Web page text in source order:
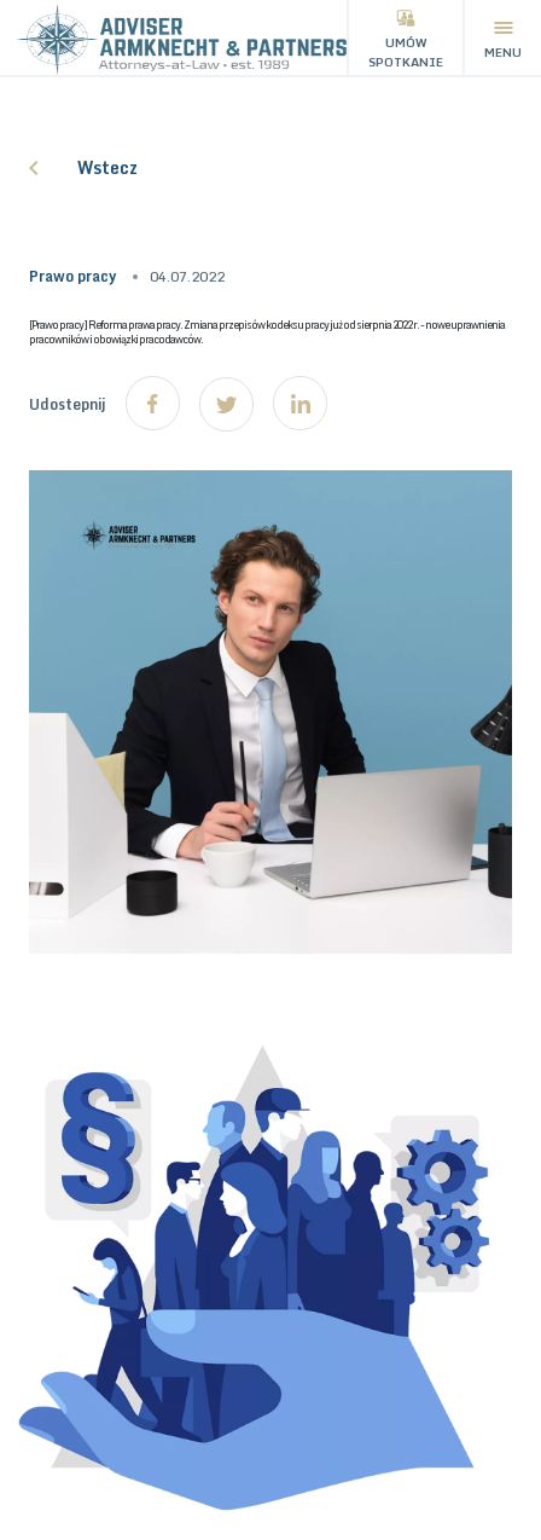
UMÓW
SPOTKANIE
MENU
Wstecz
Prawo pracy 04.07.2022
[Prawo pracy] Reforma prawa pracy. Zmiana przepisów kodeksu pracy już od sierpnia 2022 r. - nowe uprawnienia
pracowników i obowiązki pracodawców.
Udostepnij